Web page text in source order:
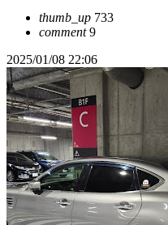
thumb_up 733
comment9
2025/01/08 22:06